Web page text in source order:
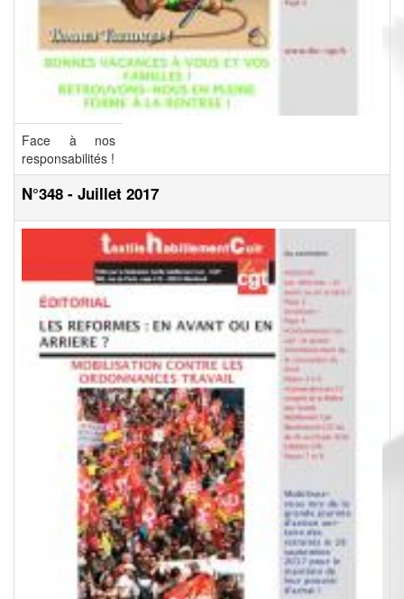
Face à nos
responsabilités !
N°348 - Juillet 2017